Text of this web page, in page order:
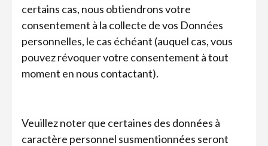
certains cas, nous obtiendrons votre
consentement à la collecte de vos Données
personnelles, le cas échéant (auquel cas, vous
pouvez révoquer votre consentement à tout
moment en nous contactant).
Veuillez noter que certaines des données à
caractère personnel susmentionnées seront